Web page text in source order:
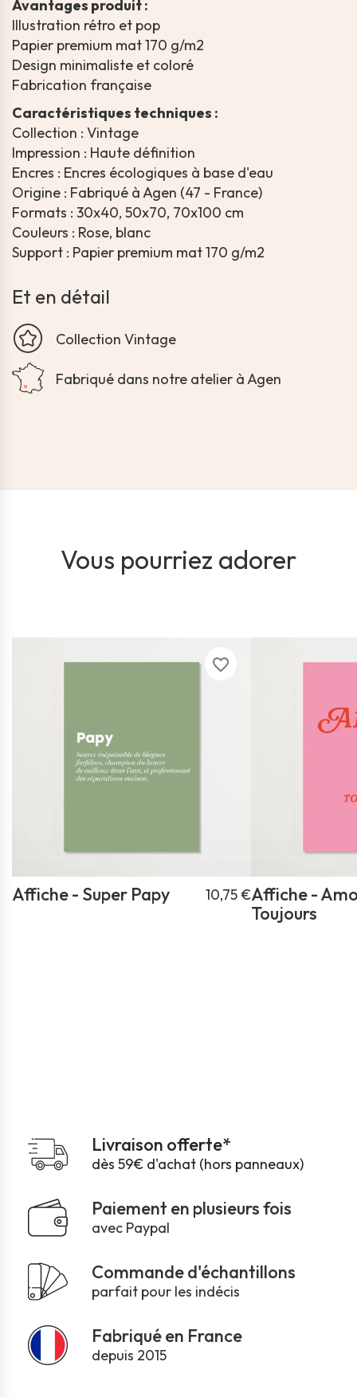
Avantages produit :
Illustration rétro et pop
Papier premium mat 170 g/m2
Design minimaliste et coloré
Fabrication française
Caractéristiques techniques :
Collection : Vintage
Impression : Haute définition
Encres : Encres écologiques à base d'eau
Origine : Fabriqué à Agen (47 - France)
Formats : 30x40, 50x70, 70x100 cm
Couleurs : Rose, blanc
Support : Papier premium mat 170 g/m2
Et en détail
Collection Vintage
Fabriqué dans notre atelier à Agen
Vous pourriez adorer
favorite_border
Affiche - Super Papy 10,75 €Affiche -
Toujours
Livraison offerte*
dès 59€ d'achat (hors panneaux)
Paiement en plusieurs fois
avec Paypal
Commande d'échantillons
parfait pour les indécis
Fabriqué en France
depuis 2015